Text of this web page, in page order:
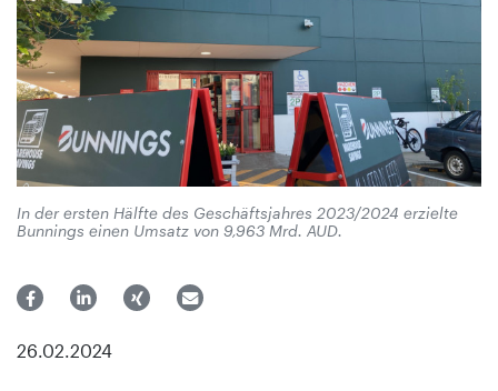
In der ersten Hälfte des Geschäftsjahres 2023/2024 erzielte
Bunnings einen Umsatz von 9,963 Mrd. AUD.
26.02.2024